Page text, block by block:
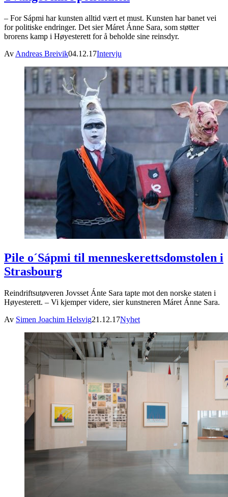
– For Sápmi har kunsten alltid vært et must. Kunsten har banet vei
for politiske endringer. Det sier Máret Ánne Sara, som støtter
brorens kamp i Høyesterett for å beholde sine reinsdyr.
Av Andreas Breivik04.12.17Intervju
Pile o´Sápmi til menneskerettsdomstolen i
Strasbourg
Reindriftsutøveren Jovsset Ánte Sara tapte mot den norske staten i
Høyesterett. – Vi kjemper videre, sier kunstneren Máret Ánne Sara.
Av Simen Joachim Helsvig21.12.17Nyhet